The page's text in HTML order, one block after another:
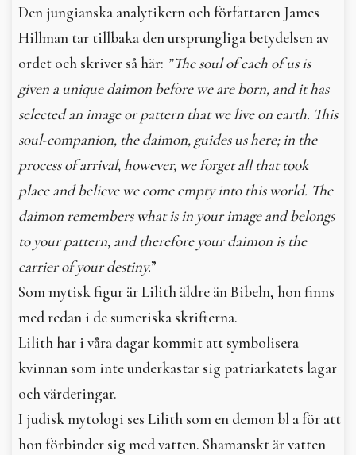
Den jungianska analytikern och författaren James
Hillman tar tillbaka den ursprungliga betydelsen av
ordet och skriver så här: ”The soul of each of us is
given a unique daimon before we are born, and it has
selected an image or pattern that we live on earth. This
soul-companion, the daimon, guides us here; in the
process of arrival, however, we forget all that took
place and believe we come empty into this world. The
daimon remembers what is in your image and belongs
to your pattern, and therefore your daimon is the
carrier of your destiny.”
Som mytisk figur är Lilith äldre än Bibeln, hon finns
med redan i de sumeriska skrifterna.
Lilith har i våra dagar kommit att symbolisera
kvinnan som inte underkastar sig patriarkatets lagar
och värderingar.
I judisk mytologi ses Lilith som en demon bl a för att
hon förbinder sig med vatten. Shamanskt är vatten